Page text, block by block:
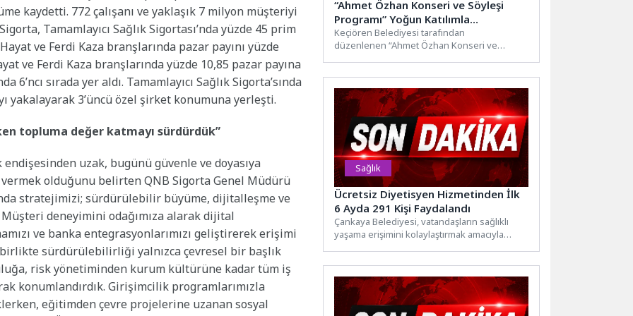
kaydetti. 772 çalışanı ve yaklaşık 7 milyon müşteriyi
Tamamlayıcı Sağlık Sigortası’nda yüzde 45 prim
ve Ferdi Kaza branşlarında pazar payını yüzde
ve Ferdi Kaza branşlarında yüzde 10,85 pazar payına
sırada yer aldı. Tamamlayıcı Sağlık Sigorta’sında
yakalayarak 3’üncü özel şirket konumuna yerleşti.
topluma değer katmayı sürdürdük”
uzak, bugünü güvenle ve doyasıya
vermek olduğunu belirten QNB Sigorta Genel Müdürü
stratejimizi; sürdürülebilir büyüme, dijitalleşme ve
deneyimini odağımıza alarak dijital
ve banka entegrasyonlarımızı geliştirerek erişimi
sürdürülebilirliği yalnızca çevresel bir başlık
risk yönetiminden kurum kültürüne kadar tüm iş
konumlandırdık. Girişimcilik programlarımızla
eğitimden çevre projelerine uzanan sosyal
“Ahmet Özhan Konseri ve Söyleşi
Programı” Yoğun Katılımla
Gerçekleşti
Keçiören Belediyesi tarafından
düzenlenen “Ahmet Özhan Konseri ve
Sağlık
Ücretsiz Diyetisyen Hizmetinden İlk
6 Ayda 291 Kişi Faydalandı
Çankaya Belediyesi, vatandaşların sağlıklı
yaşama erişimini kolaylaştırmak amacıyla